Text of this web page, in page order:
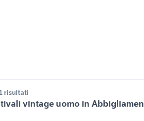
risultati
vintage uomo in